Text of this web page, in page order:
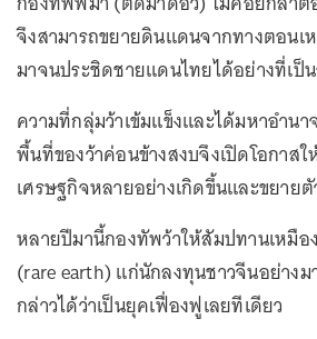
จึงสามารถขยายดินแดนจากทางตอนเ
มาจนประชิดชายแดนไทยได้อย่างที่เป็
ความที่กลุ่มว้าเข้มแข็งและได้มหาอำน
พื้นที่ของว้าค่อนข้างสงบจึงเปิดโอกาส
เศรษฐกิจหลายอย่างเกิดขึ้นและขยายตั
หลายปีมานี้กองทัพว้าให้สัมปทานเหมือ
(rare earth) แก่นักลงทุนชาวจีนอย่าง
กล่าวได้ว่าเป็นยุคเฟื่องฟูเลยทีเดียว